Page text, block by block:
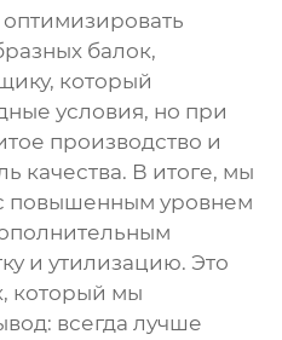
балок,
который
условия, но при
производство и
качества. В итоге, мы
повышенным уровнем
и утилизацию. Это
который мы
всегда лучше